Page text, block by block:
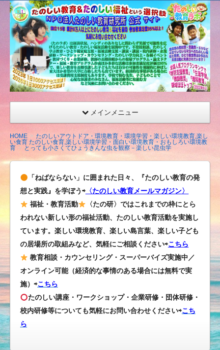
たの
しい
教育
研究
所
（沖
縄）
公式
ト
メインメニュー
HOME
たのしいアウトドア・環境教育・環境学習・楽しい環境教育,楽し
い食育 たのしい食育,楽しい環境学習・面白い環境教育・おもしろい環境教
育
とっても小さくてひょうきんな虫を観察－楽しい昆虫学
「ねばならない」に囲まれた日々、『たのしい教育の発
想と実践』を学ぼう⇨ 〈たのしい教育メールマガジン〉
福祉・教育活動
〈たの研〉ではこれまでの枠にとら
われない新しい形の福祉活動、たのしい教育活動を実施し
ています。楽しい環境教育、楽しい島言葉、楽しい子ども
の居場所の取組みなど、気軽にご相談ください⇨こちら
教育相談・カウンセリング・スーパーバイズ実施中／
オンライン可能（経済的な事情のある場合には無料で実
施）⇨こちら
たのしい講座・ワークショップ・企業研修・団体研修・
校内研修等についても気軽にお問い合わせください⇨こち
ら